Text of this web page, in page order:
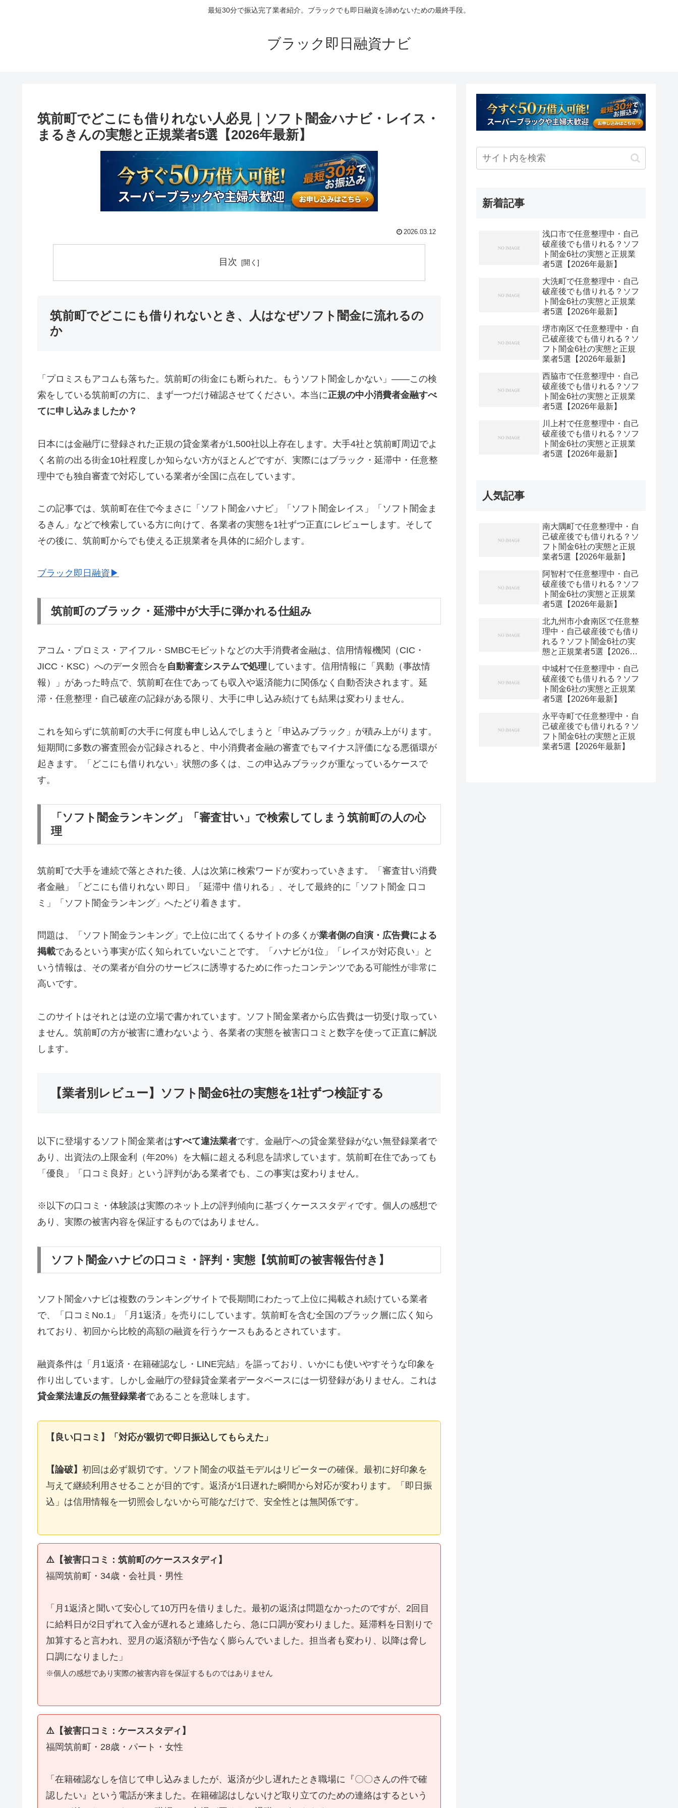
最短30分で振込完了業者紹介。ブラックでも即日融資を諦めないための最終手段。
ブラック即日融資ナビ
筑前町でどこにも借りれない人必見｜ソフト闇金ハナビ・レイス・
まるきんの実態と正規業者5選【2026年最新】
2026.03.12
目次
筑前町でどこにも借りれないとき、人はなぜソフト闇金に流れるの
か
「プロミスもアコムも落ちた。筑前町の街金にも断られた。もうソフト闇金しかない」——この検
索をしている筑前町の方に、まず一つだけ確認させてください。本当に正規の中小消費者金融すべ
てに申し込みましたか？
日本には金融庁に登録された正規の貸金業者が1,500社以上存在します。大手4社と筑前町周辺でよ
く名前の出る街金10社程度しか知らない方がほとんどですが、実際にはブラック・延滞中・任意整
理中でも独自審査で対応している業者が全国に点在しています。
この記事では、筑前町在住で今まさに「ソフト闇金ハナビ」「ソフト闇金レイス」「ソフト闇金ま
るきん」などで検索している方に向けて、各業者の実態を1社ずつ正直にレビューします。そして
その後に、筑前町からでも使える正規業者を具体的に紹介します。
ブラック即日融資▶
筑前町のブラック・延滞中が大手に弾かれる仕組み
アコム・プロミス・アイフル・SMBCモビットなどの大手消費者金融は、信用情報機関（CIC・
JICC・KSC）へのデータ照合を 自動審査システムで処理 しています。信用情報に「異動（事故情
報）」があった時点で、筑前町在住であっても収入や返済能力に関係なく自動否決されます。延
滞・任意整理・自己破産の記録がある限り、大手に申し込み続けても結果は変わりません。
これを知らずに筑前町の大手に何度も申し込んでしまうと「申込みブラック」が積み上がります。
短期間に多数の審査照会が記録されると、中小消費者金融の審査でもマイナス評価になる悪循環が
起きます。「どこにも借りれない」状態の多くは、この申込みブラックが重なっているケースで
す。
「ソフト闇金ランキング」「審査甘い」で検索してしまう筑前町の人の心
理
筑前町で大手を連続で落とされた後、人は次第に検索ワードが変わっていきます。「審査甘い消費
者金融」「どこにも借りれない 即日」「延滞中 借りれる」、そして最終的に「ソフト闇金 口コ
ミ」「ソフト闇金ランキング」へたどり着きます。
問題は、「ソフト闇金ランキング」で上位に出てくるサイトの多くが業者側の自演・広告費による
掲載であるという事実が広く知られていないことです。「ハナビが1位」「レイスが対応良い」と
いう情報は、その業者が自分のサービスに誘導するために作ったコンテンツである可能性が非常に
高いです。
このサイトはそれとは逆の立場で書かれています。ソフト闇金業者から広告費は一切受け取ってい
ません。筑前町の方が被害に遭わないよう、各業者の実態を被害口コミと数字を使って正直に解説
します。
【業者別レビュー】ソフト闇金6社の実態を1社ずつ検証する
以下に登場するソフト闇金業者はすべて違法業者です。金融庁への貸金業登録がない無登録業者で
あり、出資法の上限金利（年20%）を大幅に超える利息を請求しています。筑前町在住であっても
「優良」「口コミ良好」という評判がある業者でも、この事実は変わりません。
※以下の口コミ・体験談は実際のネット上の評判傾向に基づくケーススタディです。個人の感想で
あり、実際の被害内容を保証するものではありません。
ソフト闇金ハナビの口コミ・評判・実態【筑前町の被害報告付き】
ソフト闇金ハナビは複数のランキングサイトで長期間にわたって上位に掲載され続けている業者
で、「口コミNo.1」「月1返済」を売りにしています。筑前町を含む全国のブラック層に広く知ら
れており、初回から比較的高額の融資を行うケースもあるとされています。
融資条件は「月1返済・在籍確認なし・LINE完結」を謳っており、いかにも使いやすそうな印象を
作り出しています。しかし金融庁の登録貸金業者データベースには一切登録がありません。これは
貸金業法違反の無登録業者であることを意味します。
【良い口コミ】「対応が親切で即日振込してもらえた」
【論破】 初回は必ず親切です。ソフト闇金の収益モデルはリピーターの確保。最初に好印象を
与えて継続利用させることが目的です。返済が1日遅れた瞬間から対応が変わります。「即日振
込」は信用情報を一切照会しないから可能なだけで、安全性とは無関係です。
⚠️【被害口コミ：筑前町のケーススタディ】
福岡筑前町・34歳・会社員・男性
「月1返済と聞いて安心して10万円を借りました。最初の返済は問題なかったのですが、2回目
に給料日が2日ずれて入金が遅れると連絡したら、急に口調が変わりました。延滞料を日割りで
加算すると言われ、翌月の返済額が予告なく膨らんでいました。担当者も変わり、以降は脅し
口調になりました」
※個人の感想であり実際の被害内容を保証するものではありません
⚠️【被害口コミ：ケーススタディ】
福岡筑前町・28歳・パート・女性
「在籍確認なしを信じて申し込みましたが、返済が少し遅れたとき職場に『〇〇さんの件で確
認したい』という電話が来ました。在籍確認はしないけど取り立てのための連絡はするという
新着記事
浅口市で任意整理中・自己
破産後でも借りれる？ソフ
ト闇金6社の実態と正規業
者5選【2026年最新】
大洗町で任意整理中・自己
破産後でも借りれる？ソフ
ト闇金6社の実態と正規業
者5選【2026年最新】
堺市南区で任意整理中・自
己破産後でも借りれる？ソ
フト闇金6社の実態と正規
業者5選【2026年最新】
西脇市で任意整理中・自己
破産後でも借りれる？ソフ
ト闇金6社の実態と正規業
者5選【2026年最新】
川上村で任意整理中・自己
破産後でも借りれる？ソフ
ト闇金6社の実態と正規業
者5選【2026年最新】
人気記事
南大隅町で任意整理中・自
己破産後でも借りれる？ソ
フト闇金6社の実態と正規
業者5選【2026年最新】
阿智村で任意整理中・自己
破産後でも借りれる？ソフ
ト闇金6社の実態と正規業
者5選【2026年最新】
北九州市小倉南区で任意整
理中・自己破産後でも借り
れる？ソフト闇金6社の実
態と正規業者5選【2026年
中城村で任意整理中・自己
破産後でも借りれる？ソフ
ト闇金6社の実態と正規業
者5選【2026年最新】
永平寺町で任意整理中・自
己破産後でも借りれる？ソ
フト闇金6社の実態と正規
業者5選【2026年最新】